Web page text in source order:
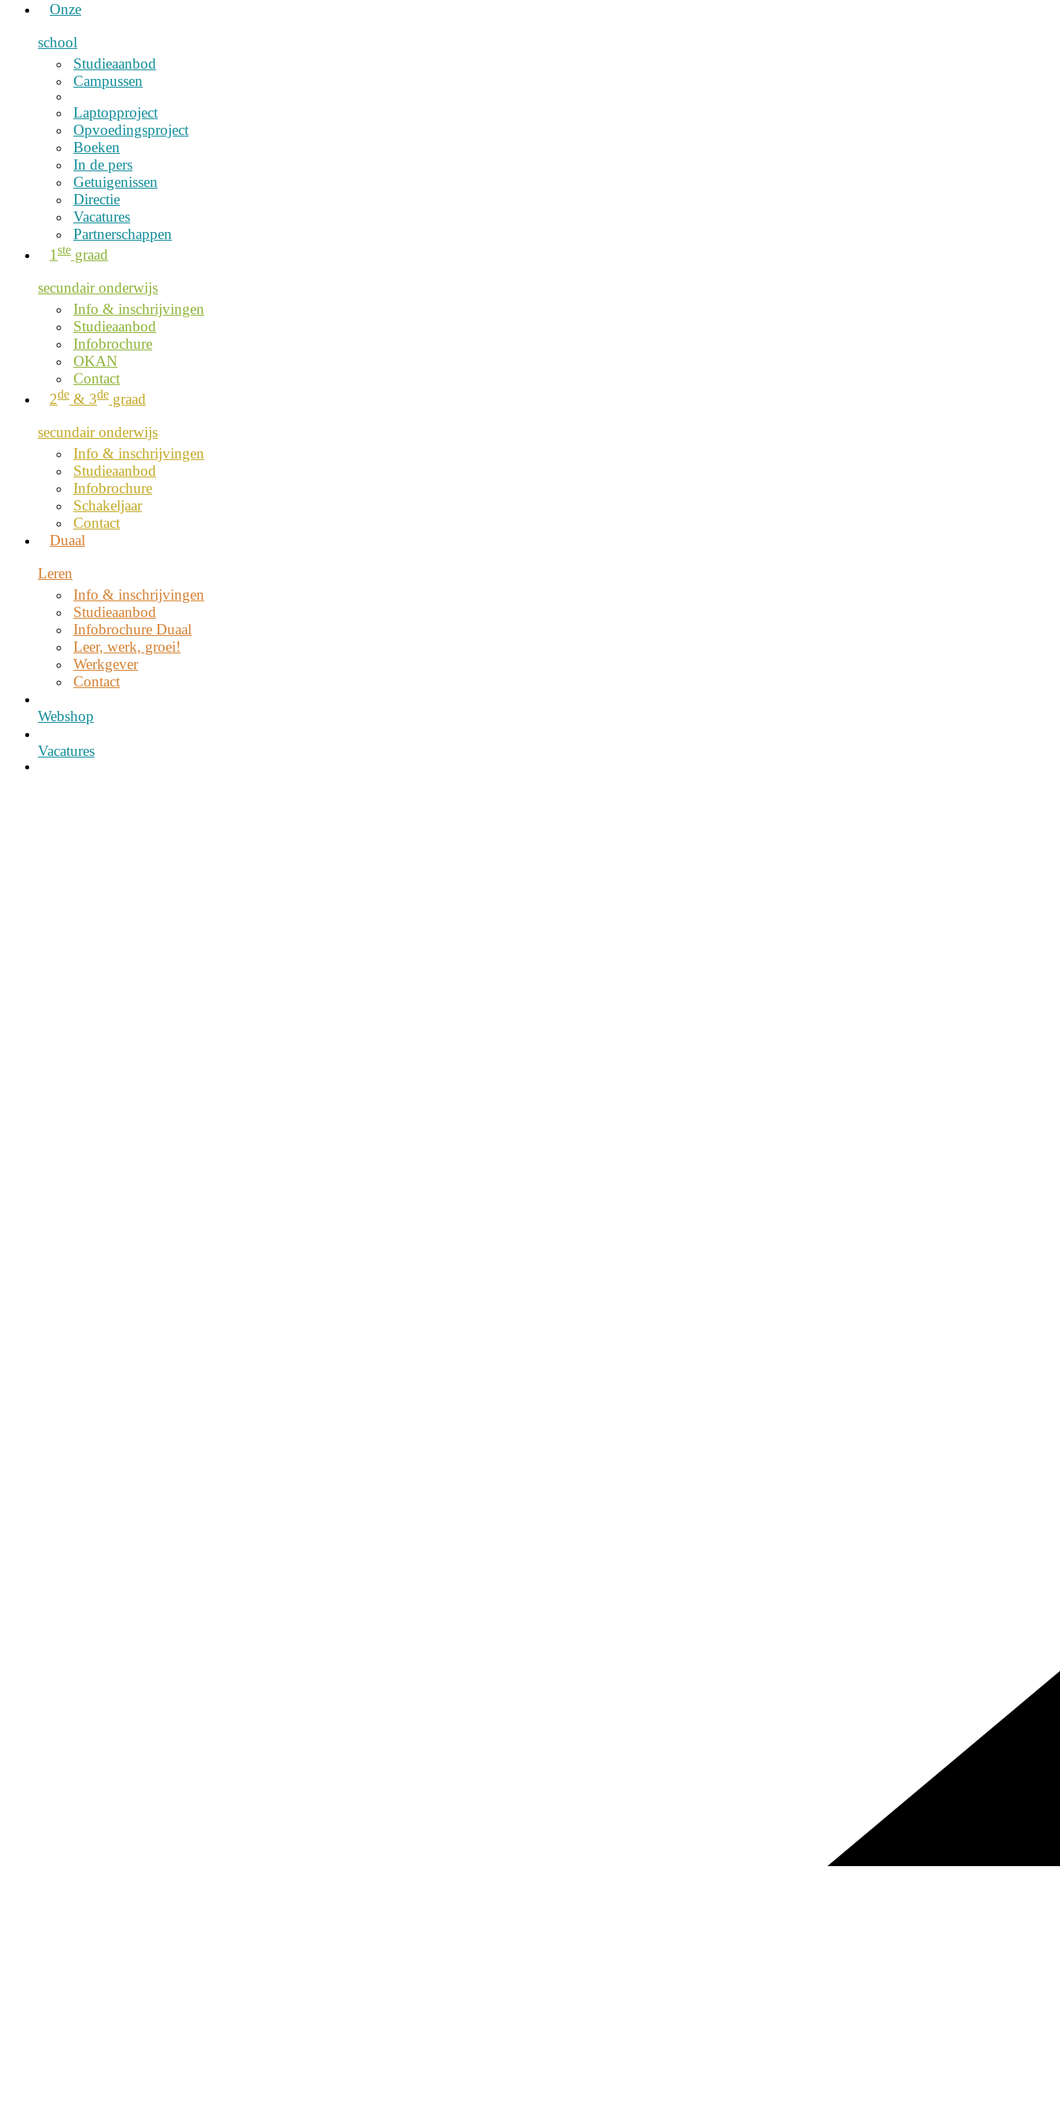
Onze
school
Studieaanbod
Campussen
Laptopproject
Opvoedingsproject
Boeken
In de pers
Getuigenissen
Directie
Vacatures
Partnerschappen
1 ste graad
secundair onderwijs
Info & inschrijvingen
Studieaanbod
Infobrochure
OKAN
Contact
2de & 3de graad
secundair onderwijs
Info & inschrijvingen
Studieaanbod
Infobrochure
Schakeljaar
Contact
Duaal
Leren
Info & inschrijvingen
Studieaanbod
Infobrochure Duaal
Leer, werk, groei!
Werkgever
Contact
Webshop
Vacatures